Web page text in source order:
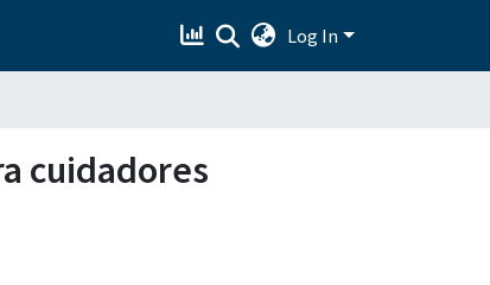
Log In
cuidadores